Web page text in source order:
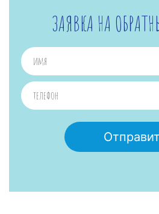
ЗАЯВКА НА